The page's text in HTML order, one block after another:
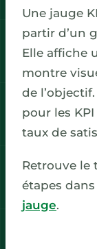
Une jauge
partir d’un
Elle affiche
montre
de
pour les
taux de
Retrouve le
étapes
jauge.